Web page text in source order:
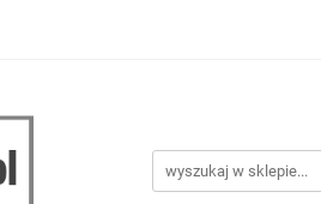
WYCENA ZESTAWÓW